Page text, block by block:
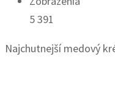
5 391
Najchutnejší medový